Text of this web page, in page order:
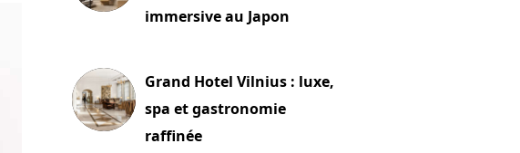
immersive au Japon
Grand Hotel Vilnius : luxe,
spa et gastronomie
raffinée